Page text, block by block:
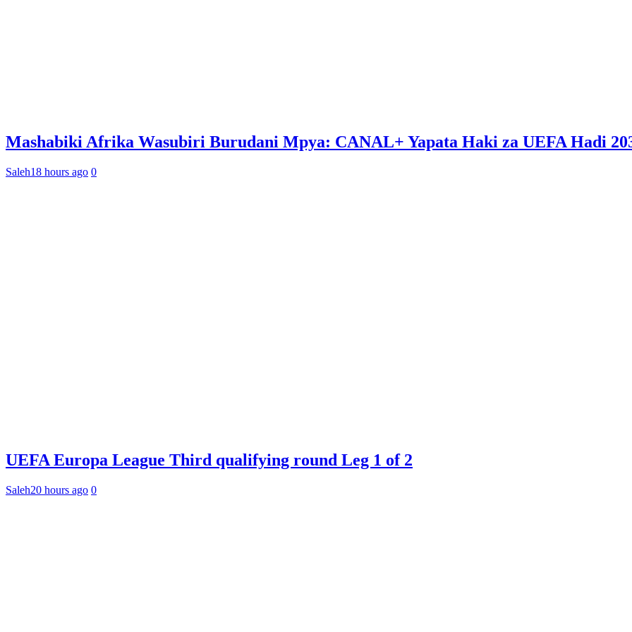
Mashabiki Afrika Wasubiri Burudani Mpya: CANAL+ Yapata Haki za UEFA Hadi
Saleh18 hours ago 0
UEFA Europa League Third qualifying round Leg 1 of 2
Saleh20 hours ago 0